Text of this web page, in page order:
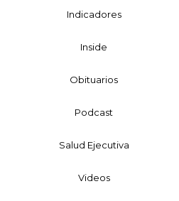
Indicadores
Inside
Obituarios
Podcast
Salud Ejecutiva
Videos